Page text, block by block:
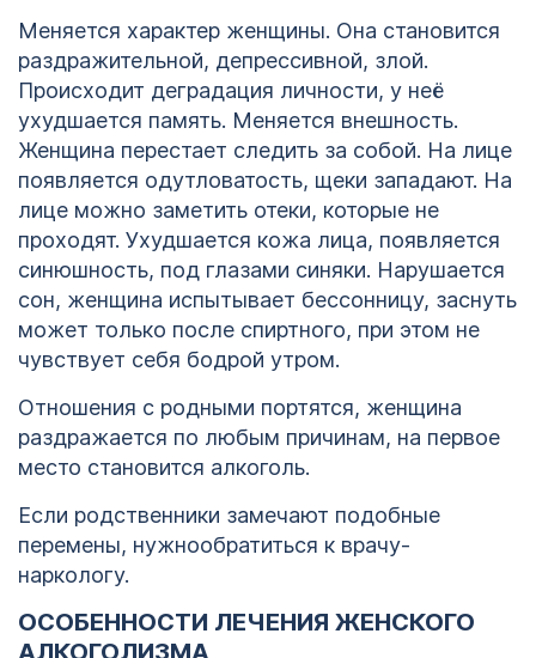
Меняется характер женщины. Она становится
раздражительной, депрессивной, злой.
Происходит деградация личности, у неё
ухудшается память. Меняется внешность.
Женщина перестает следить за собой. На лице
появляется одутловатость, щеки западают. На
лице можно заметить отеки, которые не
проходят. Ухудшается кожа лица, появляется
синюшность, под глазами синяки. Нарушается
сон, женщина испытывает бессонницу, заснуть
может только после спиртного, при этом не
чувствует себя бодрой утром.
Отношения с родными портятся, женщина
раздражается по любым причинам, на первое
место становится алкоголь.
Если родственники замечают подобные
перемены, нужнообратиться к врачу-
наркологу.
ОСОБЕННОСТИ ЛЕЧЕНИЯ ЖЕНСКОГО
АЛКОГОЛИЗМА
1
123